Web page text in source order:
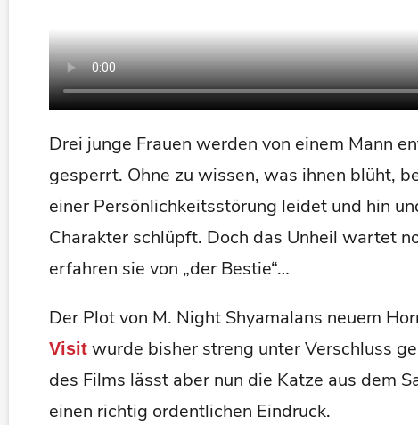
Drei junge Frauen werden von einem Mann
gesperrt. Ohne zu wissen, was ihnen blüht,
einer Persönlichkeitsstörung leidet und hin
Charakter schlüpft. Doch das Unheil wartet
erfahren sie von „der Bestie“…
Der Plot von M. Night Shyamalans neuem
Visit wurde bisher streng unter Verschluss
des Films lässt aber nun die Katze aus dem
einen richtig ordentlichen Eindruck.